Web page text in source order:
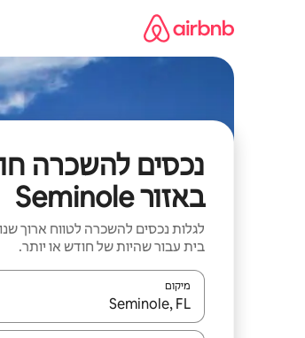
נכסים להשכרה
באזור Seminole
לגלות נכסים להשכרה לטווח ארוך
בית עבור שהיות של חודש או יותר.
מיקום
כאשר התוצאות יהיו זמינות, יש